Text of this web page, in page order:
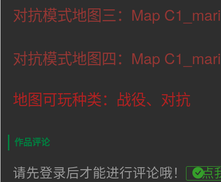
对抗模式地图三：Map
对抗模式地图四：Map
地图可玩种类：战役、对抗
作品评论
请先登录后才能进行评论哦！ 点